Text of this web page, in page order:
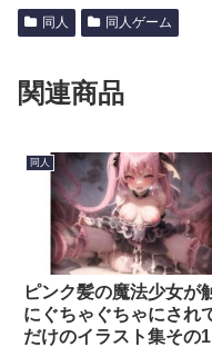
同人 同人ゲーム
関連商品
同人
ピンク髪の魔法少女が
にぐちゃぐちゃにされ
だけのイラスト集その1